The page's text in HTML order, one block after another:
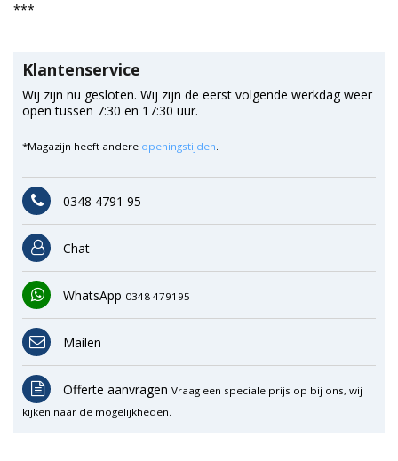
***
Klantenservice
Wij zijn nu gesloten. Wij zijn de eerst volgende werkdag weer
open tussen 7:30 en 17:30 uur.
*Magazijn heeft andere openingstijden.
0348 4791 95
Chat
WhatsApp 0348 479195
Mailen
Offerte aanvragen Vraag een speciale prijs op bij ons, wij
kijken naar de mogelijkheden.